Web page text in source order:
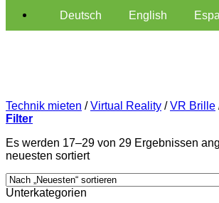
Deutsch
English
Technik mieten / Virtual Reality / VR Brille
Filter
Es werden 17–29 von 29 Ergebnissen
neuesten sortiert
Unterkategorien